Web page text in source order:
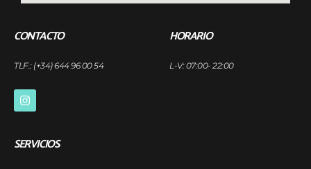
CONTACTO
TLF.: (+34) 644 96 00 54
HORARIO
L-V: 07:00- 22:00
SERVICIOS